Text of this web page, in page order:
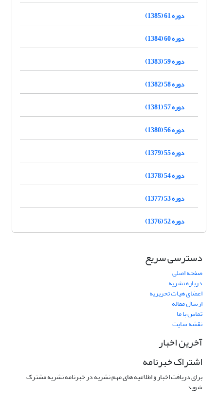
دوره 61 (1385)
دوره 60 (1384)
دوره 59 (1383)
دوره 58 (1382)
دوره 57 (1381)
دوره 56 (1380)
دوره 55 (1379)
دوره 54 (1378)
دوره 53 (1377)
دوره 52 (1376)
دسترسی سریع
صفحه اصلی
درباره نشریه
اعضای هیات تحریریه
ارسال مقاله
تماس با ما
نقشه سایت
آخرین اخبار
اشتراک خبرنامه
برای دریافت اخبار و اطلاعیه های مهم نشریه در خبرنامه نشریه مشترک
شوید.